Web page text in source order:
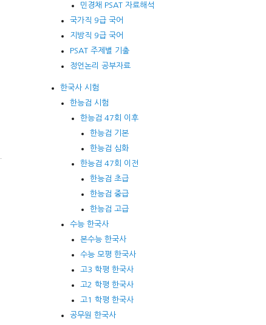
민경채 PSAT 자료해석
국가직 9급 국어
지방직 9급 국어
PSAT 주제별 기출
정언논리 공부자료
한국사 시험
한능검 시험
한능검 47회 이후
한능검 기본
한능검 심화
한능검 47회 이전
한능검 초급
한능검 중급
한능검 고급
수능 한국사
본수능 한국사
수능 모평 한국사
고3 학평 한국사
고2 학평 한국사
고1 학평 한국사
공무원 한국사